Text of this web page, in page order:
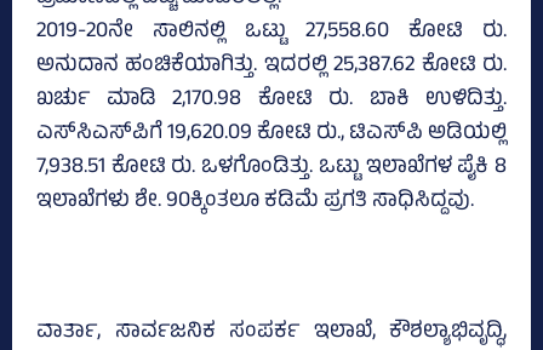
2019-20ನೇ ಸಾಲಿನಲ್ಲಿ ಒಟ್ಟು 27,558.60 ಕೋಟಿ ರು.
ಅನುದಾನ ಹಂಚಿಕೆಯಾಗಿತ್ತು. ಇದರಲ್ಲಿ 25,387.62 ಕೋಟಿ ರು.
ಖರ್ಚು ಮಾಡಿ 2,170.98 ಕೋಟಿ ರು. ಬಾಕಿ ಉಳಿದಿತ್ತು.
ಎಸ್‌ಸಿಎಸ್‌ಪಿಗೆ 19,620.09 ಕೋಟಿ ರು., ಟಿಎಸ್‌ಪಿ ಅಡಿಯಲ್ಲಿ
7,938.51 ಕೋಟಿ ರು. ಒಳಗೊಂಡಿತ್ತು. ಒಟ್ಟು ಇಲಾಖೆಗಳ ಪೈಕಿ 8
ಇಲಾಖೆಗಳು ಶೇ. 90ಕ್ಕಿಂತಲೂ ಕಡಿಮೆ ಪ್ರಗತಿ ಸಾಧಿಸಿದ್ದವು.
ವಾರ್ತಾ, ಸಾರ್ವಜನಿಕ ಸಂಪರ್ಕ ಇಲಾಖೆ, ಕೌಶಲ್ಯಾಭಿವೃದ್ಧಿ,